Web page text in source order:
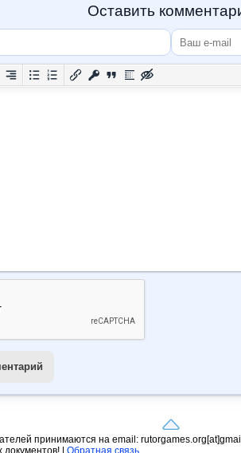
Оставить
принимаются на email:
|
Обратная связь